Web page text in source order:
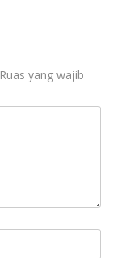
Ruas yang wajib